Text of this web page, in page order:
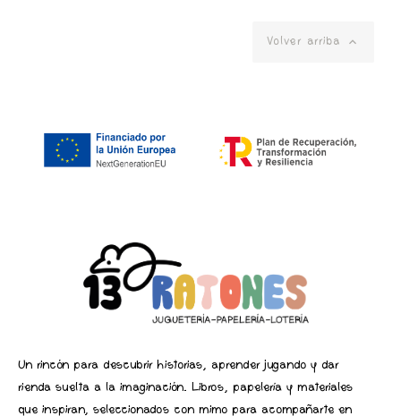
Volver arriba 
Un rincón para descubrir historias, aprender jugando y dar
rienda suelta a la imaginación. Libros, papelería y materiales
que inspiran, seleccionados con mimo para acompañarte en